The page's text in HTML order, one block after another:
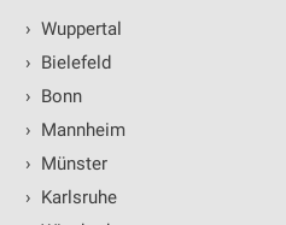
› Wuppertal
› Bielefeld
› Bonn
› Mannheim
› Münster
› Karlsruhe